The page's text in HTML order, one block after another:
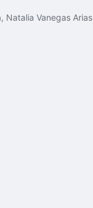
Natalia Vanegas Arias